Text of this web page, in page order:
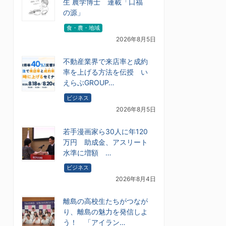
生 農学博士 連載「口福
の源」
食・農・地域
2026年8月5日
不動産業界で来店率と成約
率を上げる方法を伝授 い
えらぶGROUP…
ビジネス
2026年8月5日
若手漫画家ら30人に年120
万円 助成金、アスリート
水準に増額 …
ビジネス
2026年8月4日
離島の高校生たちがつなが
り、離島の魅力を発信しよ
う！ 「アイラン…